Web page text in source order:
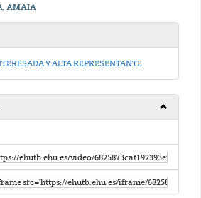
AMAIA
Y ALTA REPRESENTANTE